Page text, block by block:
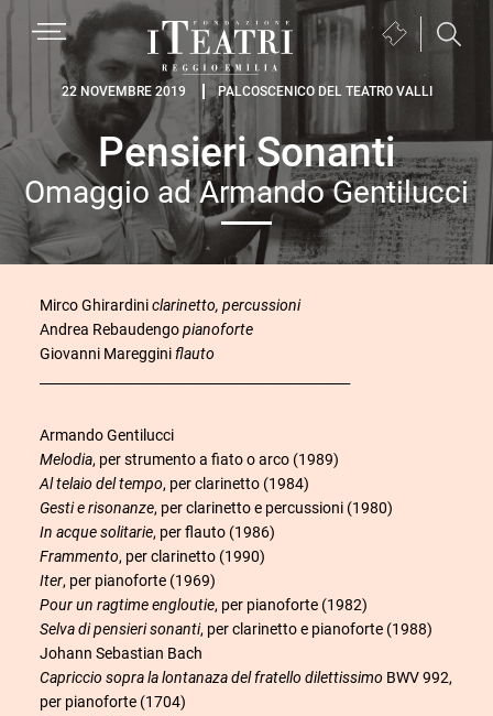
Passa
navigazione
primaria
Passa
contenuto
principale
Passa
pagina
MENU
Fondazione
I
Teatri
Reggio
Emilia
Biglietteria
apre
una
nuova
finestra)
22 NOVEMBRE 2019 PALCOSCENICO DEL TEATRO VALLI
Pensieri Sonanti
Omaggio ad Armando Gentilucci
Mirco Ghirardiniclarinetto, percussioni
Andrea Rebaudengopianoforte
Giovanni Maregginiflauto
Armando Gentilucci
Melodia, per strumento a fiato o arco (1989)
Al telaio del tempo, per clarinetto (1984)
Gesti e risonanze, per clarinetto e percussioni (1980)
In acque solitarie, per flauto (1986)
Frammento, per clarinetto (1990)
Iter, per pianoforte (1969)
Pour un ragtime engloutie, per pianoforte (1982)
Selva di pensieri sonanti, per clarinetto e pianoforte (1988)
Johann Sebastian Bach
Capriccio sopra la lontanaza del fratello dilettissimo BWV 992,
per pianoforte (1704)